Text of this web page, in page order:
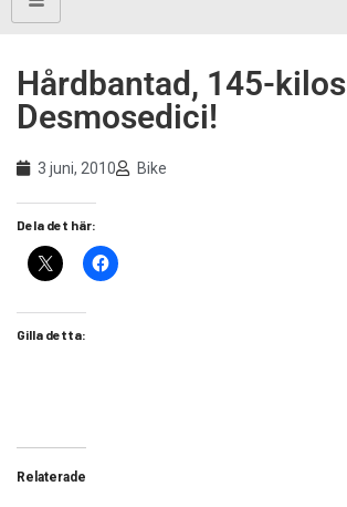
Hårdbantad, 145-kilos
Desmosedici!
3 juni, 2010 Bike
Dela det här:
Gilla detta:
Relaterade